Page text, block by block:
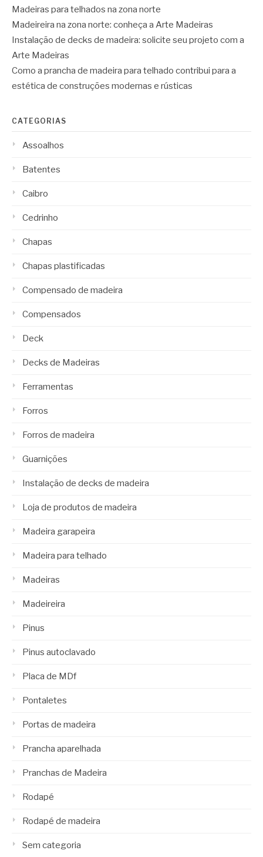
Madeiras para telhados na zona norte
Madeireira na zona norte: conheça a Arte Madeiras
Instalação de decks de madeira: solicite seu projeto com a
Arte Madeiras
Como a prancha de madeira para telhado contribui para a
estética de construções modernas e rústicas
CATEGORIAS
Assoalhos
Batentes
Caibro
Cedrinho
Chapas
Chapas plastificadas
Compensado de madeira
Compensados
Deck
Decks de Madeiras
Ferramentas
Forros
Forros de madeira
Guarnições
Instalação de decks de madeira
Loja de produtos de madeira
Madeira garapeira
Madeira para telhado
Madeiras
Madeireira
Pinus
Pinus autoclavado
Placa de MDf
Pontaletes
Portas de madeira
Prancha aparelhada
Pranchas de Madeira
Rodapé
Rodapé de madeira
Sem categoria